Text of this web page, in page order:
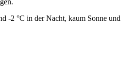
-2 °C in der Nacht, kaum Sonne und